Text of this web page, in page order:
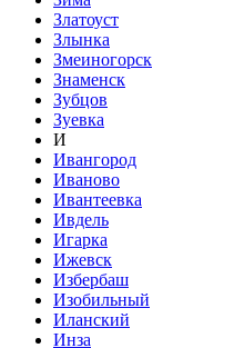
Златоуст
Злынка
Змеиногорск
Знаменск
Зубцов
Зуевка
И
Ивангород
Иваново
Ивантеевка
Ивдель
Игарка
Ижевск
Избербаш
Изобильный
Иланский
Инза